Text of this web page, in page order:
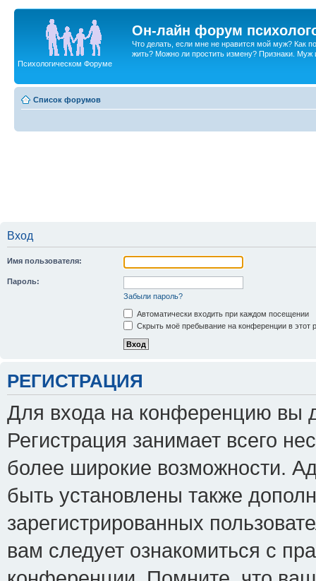
Он-лайн форум
Что делать, если мне не нравится мой муж? Как
жить? Можно ли простить измену? Признаки. Муж
Психологическом Форуме
Список форумов
Вход
Имя пользователя:
Пароль:
Забыли пароль?
Автоматически входить при каждом посещении
Скрыть моё пребывание на конференции в этот
РЕГИСТРАЦИЯ
Для входа на конференцию вы
Регистрация занимает всего
более широкие возможности.
быть установлены также
зарегистрированных
вам следует ознакомиться с